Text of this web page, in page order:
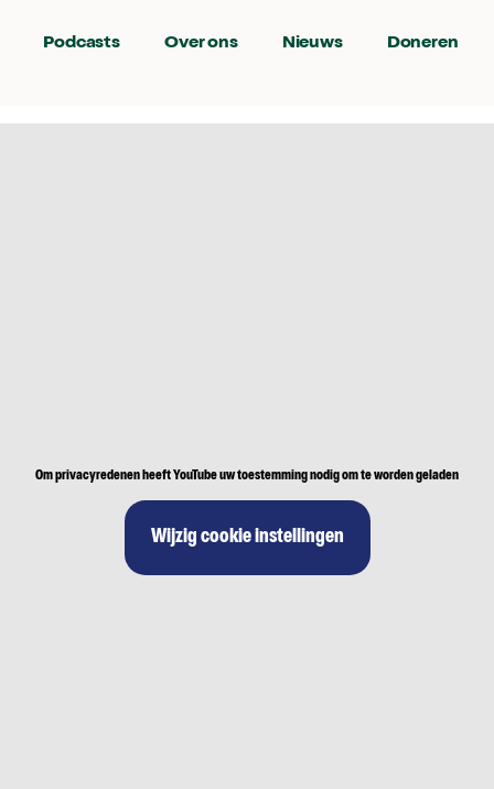
Podcasts Over ons Nieuws Doneren
Om privacyredenen heeft YouTube uw toestemming nodig om te worden geladen
Wijzig cookie instellingen